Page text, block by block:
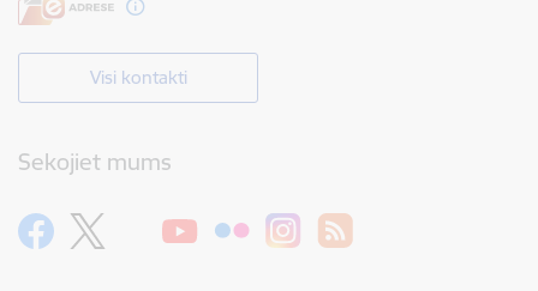
Visi kontakti
Sekojiet mums